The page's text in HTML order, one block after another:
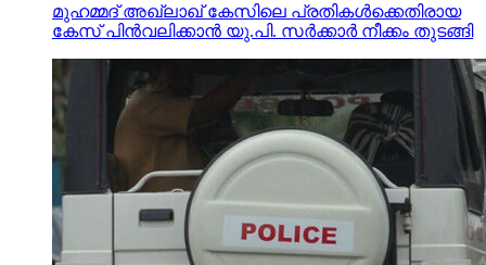
മുഹമ്മദ് അഖ്‌ലാഖ് കേസിലെ പ്രതികള്‍ക്കെതിരായ
കേസ് പിന്‍വലിക്കാന്‍ യു.പി. സര്‍ക്കാര്‍ നീക്കം തുടങ്ങി